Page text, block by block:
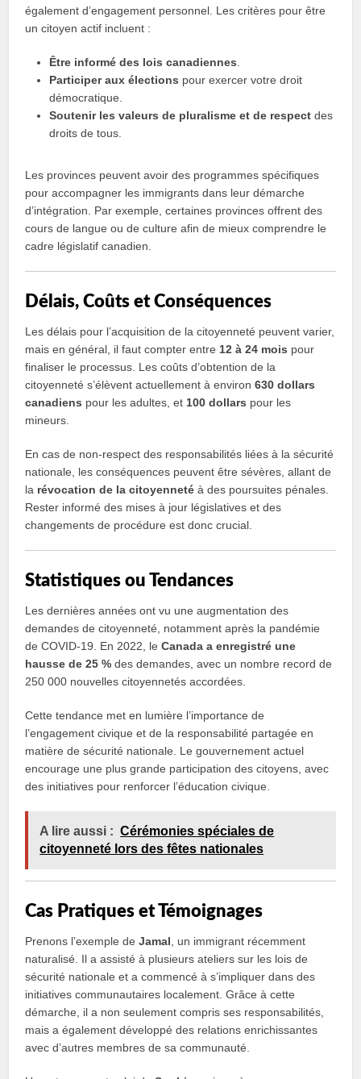
également d’engagement personnel. Les critères pour être
un citoyen actif incluent :
Être informé des lois canadiennes
Participer aux élections pour exercer votre droit
démocratique.
Soutenir les valeurs de pluralisme et de respect des
droits de tous.
Les provinces peuvent avoir des programmes spécifiques
pour accompagner les immigrants dans leur démarche
d’intégration. Par exemple, certaines provinces offrent des
cours de langue ou de culture afin de mieux comprendre le
cadre législatif canadien.
Délais, Coûts et Conséquences
Les délais pour l’acquisition de la citoyenneté peuvent varier,
mais en général, il faut compter entre 12 à 24 mois pour
finaliser le processus. Les coûts d’obtention de la
citoyenneté s’élèvent actuellement à environ630 dollars
canadiens pour les adultes, et 100 dollars pour les
mineurs.
En cas de non-respect des responsabilités liées à la sécurité
nationale, les conséquences peuvent être sévères, allant de
la révocation de la citoyenneté à des poursuites pénales.
Rester informé des mises à jour législatives et des
changements de procédure est donc crucial.
Statistiques ou Tendances
Les dernières années ont vu une augmentation des
demandes de citoyenneté, notamment après la pandémie
de COVID-19. En 2022, leCanada a enregistré une
hausse de 25 % des demandes, avec un nombre record de
250 000 nouvelles citoyennetés accordées.
Cette tendance met en lumière l’importance de
l’engagement civique et de la responsabilité partagée en
matière de sécurité nationale. Le gouvernement actuel
encourage une plus grande participation des citoyens, avec
des initiatives pour renforcer l’éducation civique.
A lire aussi : Cérémonies spéciales de
citoyenneté lors des fêtes nationales
Cas Pratiques et Témoignages
Prenons l’exemple deJamal , un immigrant récemment
naturalisé. Il a assisté à plusieurs ateliers sur les lois de
sécurité nationale et a commencé à s’impliquer dans des
initiatives communautaires localement. Grâce à cette
démarche, il a non seulement compris ses responsabilités,
mais a également développé des relations enrichissantes
avec d’autres membres de sa communauté.